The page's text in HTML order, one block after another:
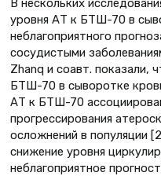
В нескольких
уровня АТ к БТШ-70 в
неблагоприятного
сосудистыми
Zhanq и соавт. показали,
БТШ-70 в сыворотке
АТ к БТШ-70
прогрессирования
осложнений в популяции
снижение уровня
неблагоприятное